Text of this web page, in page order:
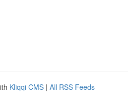
Kliqqi CMS | All RSS Feeds